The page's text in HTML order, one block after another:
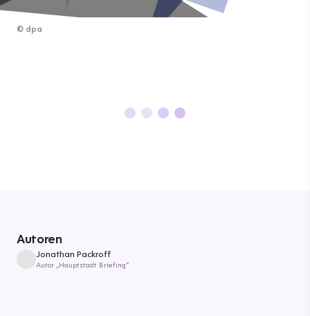
© dpa
Autoren
Jonathan Packroff
Autor „Hauptstadt Briefing“